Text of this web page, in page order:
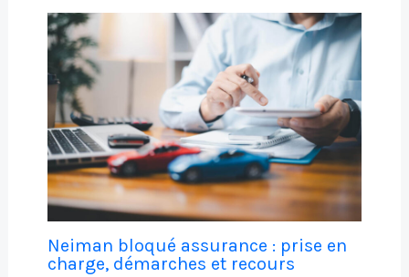
Neiman bloqué assurance : prise en
charge, démarches et recours